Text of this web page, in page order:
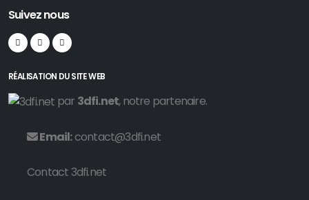
Suivez nous
RÉALISATION DU SITE WEB
par 3dfi.net, notre partenaire.
Email:contact@3dfi.net
Contact 3dfi.net